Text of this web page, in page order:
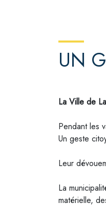
UN
La Ville de
Pendant les
Un geste
Leur
La
matérielle,